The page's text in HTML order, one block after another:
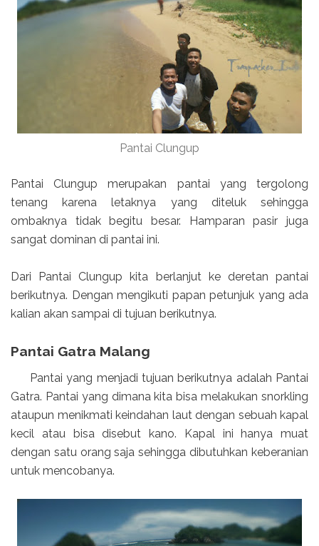
Pantai Clungup
Pantai Clungup merupakan pantai yang tergolong
tenang karena letaknya yang diteluk sehingga
ombaknya tidak begitu besar. Hamparan pasir juga
sangat dominan di pantai ini.
Dari Pantai Clungup kita berlanjut ke deretan pantai
berikutnya. Dengan mengikuti papan petunjuk yang ada
kalian akan sampai di tujuan berikutnya.
Pantai Gatra Malang
Pantai yang menjadi tujuan berikutnya adalah Pantai
Gatra. Pantai yang dimana kita bisa melakukan snorkling
ataupun menikmati keindahan laut dengan sebuah kapal
kecil atau bisa disebut kano. Kapal ini hanya muat
dengan satu orang saja sehingga dibutuhkan keberanian
untuk mencobanya.